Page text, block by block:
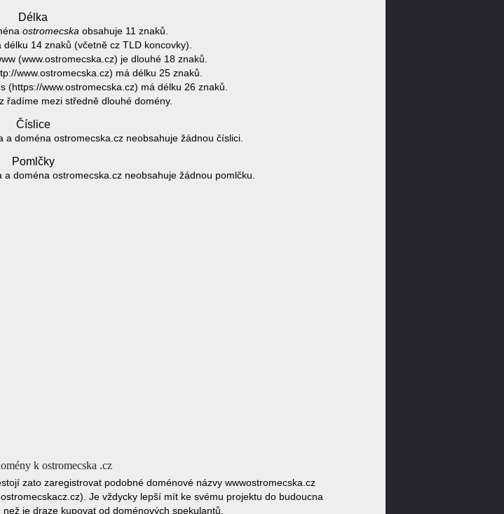
Délka
ostromecska obsahuje 11 znaků.
14 znaků (včetně cz TLD koncovky).
(www.ostromecska.cz) je dlouhé 18 znaků.
www.ostromecska.cz) má délku 25 znaků.
(https://www.ostromecska.cz) má délku 26 znaků.
řadíme mezi středně dlouhé domény.
Číslice
doména ostromecska.cz neobsahuje žádnou číslici.
Pomlčky
doména ostromecska.cz neobsahuje žádnou pomlčku.
k ostromecska .cz
zato zaregistrovat podobné doménové názvy wwwostromecska.cz
Je vždycky lepší mít ke svému projektu do budoucna
je draze kupovat od doménových spekulantů.